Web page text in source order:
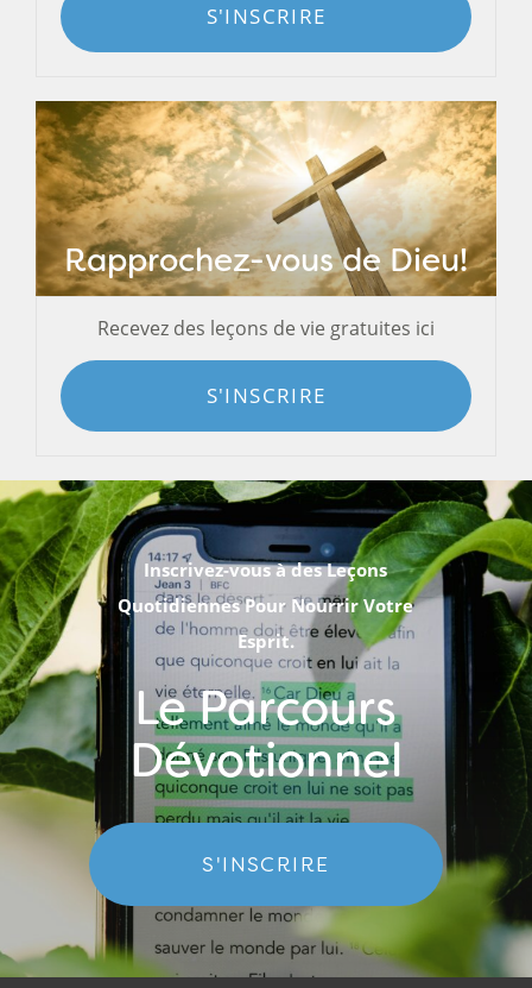
S'INSCRIRE
Rapprochez-vous de Dieu!
Recevez des leçons de vie gratuites ici
S'INSCRIRE
Inscrivez-vous à des Leçons
Quotidiennes Pour Nourrir Votre
Esprit.
Le Parcours
Dévotionnel
S'INSCRIRE